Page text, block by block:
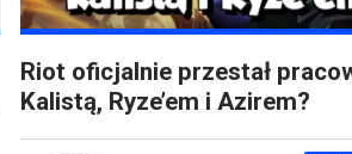
Riot oficjalnie przestał
Kalistą, Ryze’em i Azirem?